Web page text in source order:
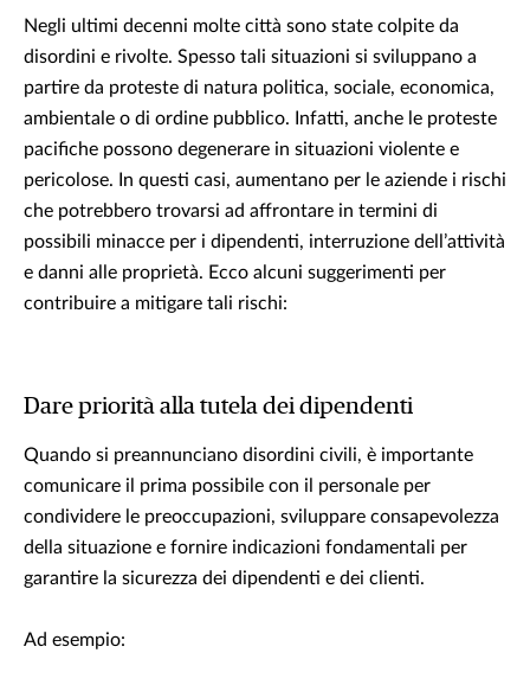
Negli ultimi decenni molte città sono state colpite da
disordini e rivolte. Spesso tali situazioni si sviluppano a
partire da proteste di natura politica, sociale, economica,
ambientale o di ordine pubblico. Infatti, anche le proteste
pacifiche possono degenerare in situazioni violente e
pericolose. In questi casi, aumentano per le aziende i rischi
che potrebbero trovarsi ad affrontare in termini di
possibili minacce per i dipendenti, interruzione dell’attività
e danni alle proprietà. Ecco alcuni suggerimenti per
contribuire a mitigare tali rischi:
Dare priorità alla tutela dei dipendenti
Quando si preannunciano disordini civili, è importante
comunicare il prima possibile con il personale per
condividere le preoccupazioni, sviluppare consapevolezza
della situazione e fornire indicazioni fondamentali per
garantire la sicurezza dei dipendenti e dei clienti.
Ad esempio: